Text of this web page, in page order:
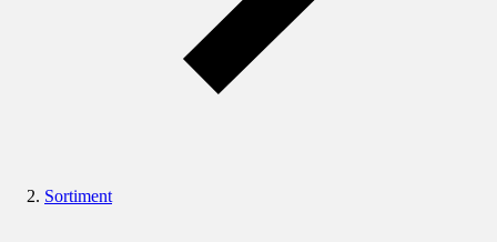
Sortiment